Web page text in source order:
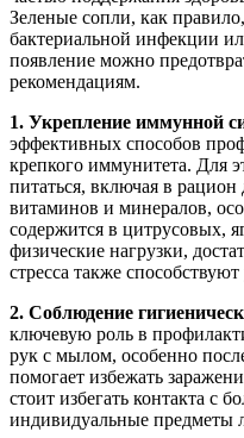
Зеленые сопли, как
бактериальной инфекции
появление можно
рекомендациям.
1. Укрепление иммунной
эффективных способов
крепкого иммунитета. Для
питаться, включая в рацион
витаминов и минералов,
содержится в цитрусовых,
физические нагрузки,
стресса также
2. Соблюдение
ключевую роль в
рук с мылом, особенно
помогает избежать
стоит избегать контакта с
индивидуальные предметы